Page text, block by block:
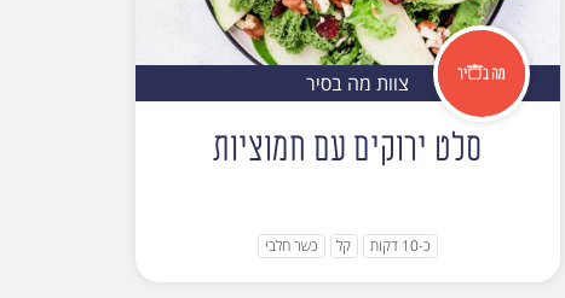
צוות מה בסיר
סלט ירוקים עם חמוציות
כ-10 דקות קל כשר חלבי